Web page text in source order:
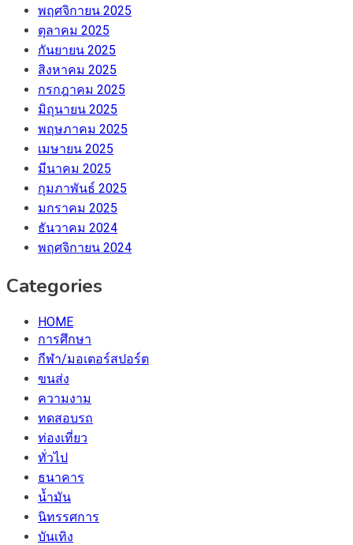
พฤศจิกายน 2025
ตุลาคม 2025
กันยายน 2025
สิงหาคม 2025
กรกฎาคม 2025
มิถุนายน 2025
พฤษภาคม 2025
เมษายน 2025
มีนาคม 2025
กุมภาพันธ์ 2025
มกราคม 2025
ธันวาคม 2024
พฤศจิกายน 2024
Categories
HOME
การศึกษา
กีฬา/มอเตอร์สปอร์ต
ขนส่ง
ความงาม
ทดสอบรถ
ท่องเที่ยว
ทั่วไป
ธนาคาร
น้ำมัน
นิทรรศการ
บันเทิง